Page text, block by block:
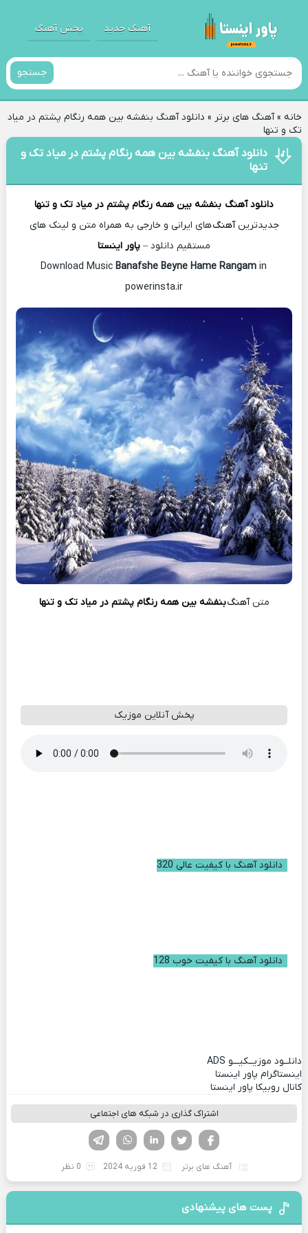
آهنگ جدید پخش آهنگ
جستجو
خانه»آهنگ های برتر » دانلود آهنگ بنفشه بین همه رنگام پشتم در میاد
تک و تنها
دانلود آهنگ بنفشه بین همه رنگام پشتم در میاد تک و
تنها
دانلود آهنگ بنفشه بین همه رنگام پشتم در میاد تک و تنها
جدیدترینآهنگهای ایرانی و خارجی به همراه متن و لینک های
مستقیم دانلود – پاور اینستا
Banafshe Beyne Hame Rangam in
powerinsta.ir
متنآهنگبنفشه بین همه رنگام پشتم در میاد تک و تنها
پخش آنلاین موزیک
دانلود آهنگ با کیفیت عالی 320
دانلود آهنگ با کیفیت خوب 128
دانلــود موزیــکیـــو ADS
اینستاگرام پاور اینستا
کانال روبیکا پاور اینستا
اشتراک گذاری در شبکه های اجتماعی
لینکدین تویتر
فیسوک
آهنگ های برتر 12 فوریه 2024 0 نظر
پست های پیشنهادی